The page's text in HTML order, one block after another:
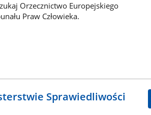
Orzecznictwo Europejskiego
Praw Człowieka.
Sprawiedliwości